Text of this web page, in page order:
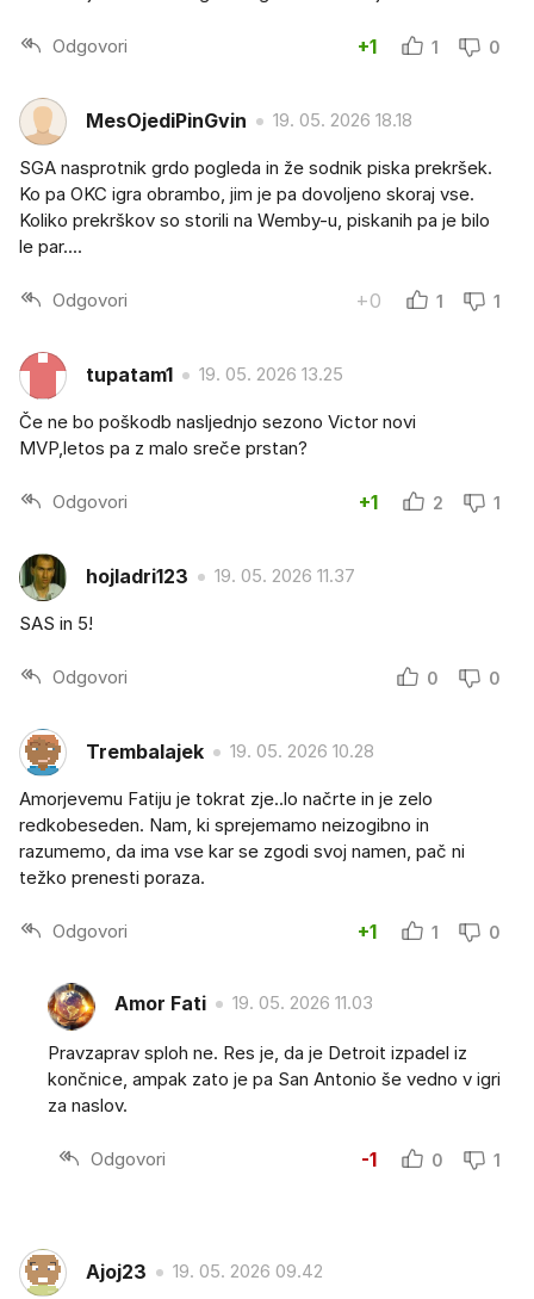
Odgovori +1 1 0
MesOjediPinGvin 19. 05. 2026 18.18
SGA nasprotnik grdo pogleda in že sodnik piska prekršek.
Ko pa OKC igra obrambo, jim je pa dovoljeno skoraj vse.
Koliko prekrškov so storili na Wemby-u, piskanih pa je bilo
le par....
Odgovori +0 1 1
tupatam1 19. 05. 2026 13.25
Če ne bo poškodb nasljednjo sezono Victor novi
MVP,letos pa z malo sreče prstan?
Odgovori +1 2 1
hojladri123 19. 05. 2026 11.37
SAS in 5!
Odgovori 0 0
Trembalajek 19. 05. 2026 10.28
Amorjevemu Fatiju je tokrat zje..lo načrte in je zelo
redkobeseden. Nam, ki sprejemamo neizogibno in
razumemo, da ima vse kar se zgodi svoj namen, pač ni
težko prenesti poraza.
Odgovori +1 1 0
Amor Fati 19. 05. 2026 11.03
Pravzaprav sploh ne. Res je, da je Detroit izpadel iz
končnice, ampak zato je pa San Antonio še vedno v igri
za naslov.
Odgovori -1 0 1
Ajoj23 19. 05. 2026 09.42